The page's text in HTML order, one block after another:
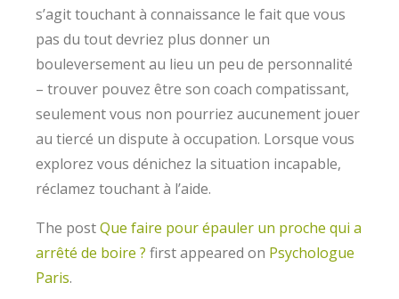
s’agit touchant à connaissance le fait que vous
pas du tout devriez plus donner un
bouleversement au lieu un peu de personnalité
– trouver pouvez être son coach compatissant,
seulement vous non pourriez aucunement jouer
au tiercé un dispute à occupation. Lorsque vous
explorez vous dénichez la situation incapable,
réclamez touchant à l’aide.
The postQue faire pour épauler un proche qui a
arrêté de boire ? first appeared on Psychologue
Paris.